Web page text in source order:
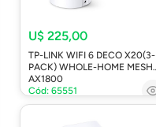
U$ 225,00
TP-LINK WIFI 6 DECO X20(3-
PACK) WHOLE-HOME MESH
AX1800
Cód: 65551